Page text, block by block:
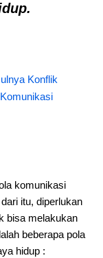
Konflik
komunikasi
itu, diperlukan
bisa melakukan
beberapa pola
hidup :